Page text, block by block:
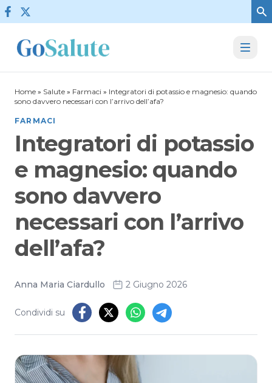
Vai al contenuto
Home » Salute » Farmaci » Integratori di potassio e magnesio: quando
sono davvero necessari con l’arrivo dell’afa?
FARMACI
Integratori di potassio
e magnesio: quando
sono davvero
necessari con l’arrivo
dell’afa?
Anna Maria Ciardullo 2 Giugno 2026
Condividi su